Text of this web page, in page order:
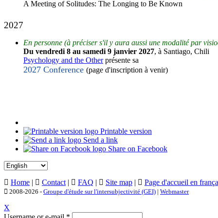
A Meeting of Solitudes: The Longing to Be Known
2027
En personne (à préciser s'il y aura aussi une modalité par
Du vendredi 8 au samedi 9 janvier 2027, à Santiago, Chili
Psychology and the Otherprésente sa
2027 Conference (page d'inscription à venir)
Printable version
Send a link
Share on Facebook
Home | Contact | FAQ | Site map | Page d'accueil en
2008-2026 - Groupe d'étude sur l'intersubjectivité (GEI) | Webmaster
X